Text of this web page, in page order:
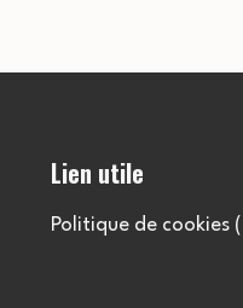
Lien utile
Politique de cookies